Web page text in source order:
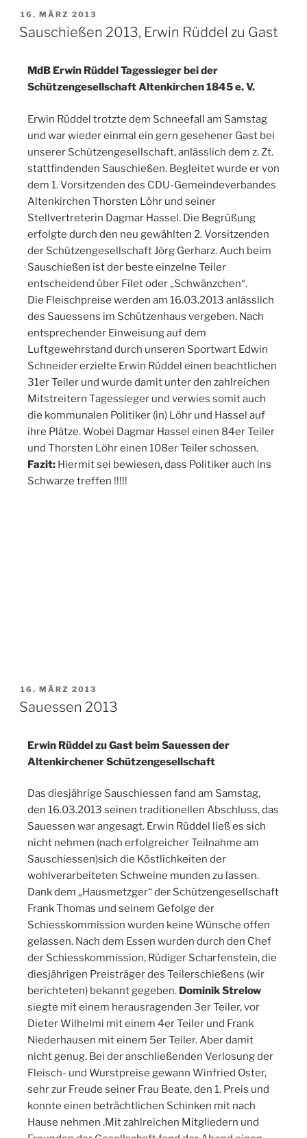
16. MÄRZ 2013
Sauschießen 2013, Erwin Rüddel zu Gast
MdB Erwin Rüddel Tagessieger bei der
Schützengesellschaft Altenkirchen 1845 e. V.
Erwin Rüddel trotzte dem Schneefall am Samstag
und war wieder einmal ein gern gesehener Gast bei
unserer Schützengesellschaft, anlässlich dem z. Zt.
stattfindenden Sauschießen. Begleitet wurde er von
dem 1. Vorsitzenden des CDU-Gemeindeverbandes
Altenkirchen Thorsten Löhr und seiner
Stellvertreterin Dagmar Hassel. Die Begrüßung
erfolgte durch den neu gewählten 2. Vorsitzenden
der Schützengesellschaft Jörg Gerharz. Auch beim
Sauschießen ist der beste einzelne Teiler
entscheidend über Filet oder „Schwänzchen“.
Die Fleischpreise werden am 16.03.2013 anlässlich
des Sauessens im Schützenhaus vergeben. Nach
entsprechender Einweisung auf dem
Luftgewehrstand durch unseren Sportwart Edwin
Schneider erzielte Erwin Rüddel einen beachtlichen
31er Teiler und wurde damit unter den zahlreichen
Mitstreitern Tagessieger und verwies somit auch
die kommunalen Politiker (in) Löhr und Hassel auf
ihre Plätze. Wobei Dagmar Hassel einen 84er Teiler
und Thorsten Löhr einen 108er Teiler schossen.
Fazit: Hiermit sei bewiesen, dass Politiker auch ins
Schwarze treffen !!!!!
16. MÄRZ 2013
Sauessen 2013
Erwin Rüddel zu Gast beim Sauessen der
Altenkirchener Schützengesellschaft
Das diesjährige Sauschiessen fand am Samstag,
den 16.03.2013 seinen traditionellen Abschluss, das
Sauessen war angesagt. Erwin Rüddel ließ es sich
nicht nehmen (nach erfolgreicher Teilnahme am
Sauschiessen)sich die Köstlichkeiten der
wohlverarbeiteten Schweine munden zu lassen.
Dank dem „Hausmetzger“ der Schützengesellschaft
Frank Thomas und seinem Gefolge der
Schiesskommission wurden keine Wünsche offen
gelassen. Nach dem Essen wurden durch den Chef
der Schiesskommission, Rüdiger Scharfenstein, die
diesjährigen Preisträger des Teilerschießens (wir
berichteten) bekannt gegeben. Dominik Strelow
siegte mit einem herausragenden 3er Teiler, vor
Dieter Wilhelmi mit einem 4er Teiler und Frank
Niederhausen mit einem 5er Teiler. Aber damit
nicht genug. Bei der anschließenden Verlosung der
Fleisch- und Wurstpreise gewann Winfried Oster,
sehr zur Freude seiner Frau Beate, den 1. Preis und
konnte einen beträchtlichen Schinken mit nach
Hause nehmen .Mit zahlreichen Mitgliedern und